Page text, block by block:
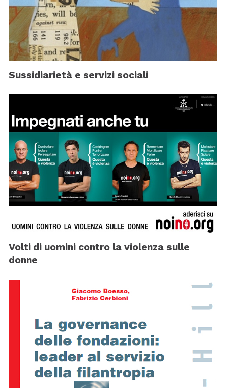
Sussidiarietà e servizi sociali
Volti di uomini contro la violenza sulle
donne